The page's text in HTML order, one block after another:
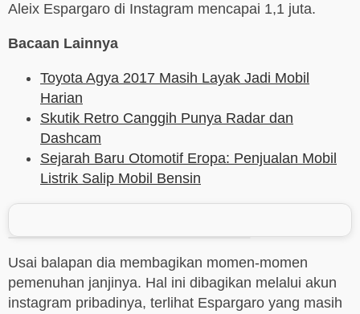
Aleix Espargaro di Instagram mencapai 1,1 juta.
Bacaan Lainnya
Toyota Agya 2017 Masih Layak Jadi Mobil
Harian
Skutik Retro Canggih Punya Radar dan
Dashcam
Sejarah Baru Otomotif Eropa: Penjualan Mobil
Listrik Salip Mobil Bensin
Usai balapan dia membagikan momen-momen
pemenuhan janjinya. Hal ini dibagikan melalui akun
instagram pribadinya, terlihat Espargaro yang masih